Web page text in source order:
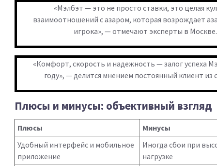
«Мэлбэт — это не просто ставки, это целая
взаимоотношений с азаром, которая возрождает
игрока», — отмечают эксперты в Москве.
«Комфорт, скорость и надежность — залог успеха
году», — делится мнением постоянный клиент из
Плюсы и минусы: объективный взгляд
Плюсы
Минусы
Удобный интерфейс и мобильное
приложение
Иногда сбои при
нагрузке